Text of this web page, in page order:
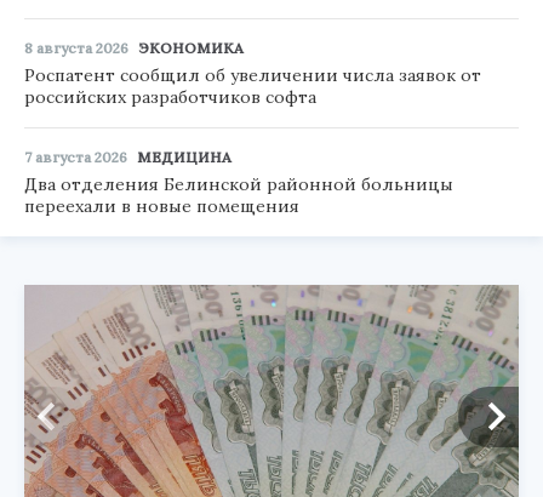
8 августа 2026 ЭКОНОМИКА
Роспатент сообщил об увеличении числа заявок от
российских разработчиков софта
7 августа 2026 МЕДИЦИНА
Два отделения Белинской районной больницы
переехали в новые помещения